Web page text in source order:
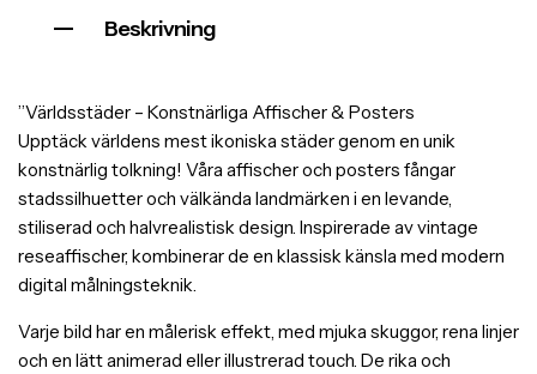
Beskrivning
”Världsstäder – Konstnärliga Affischer & Posters
Upptäck världens mest ikoniska städer genom en unik
konstnärlig tolkning! Våra affischer och posters fångar
stadssilhuetter och välkända landmärken i en levande,
stiliserad och halvrealistisk design. Inspirerade av vintage
reseaffischer, kombinerar de en klassisk känsla med modern
digital målningsteknik.
Varje bild har en målerisk effekt, med mjuka skuggor, rena linjer
och en lätt animerad eller illustrerad touch. De rika och